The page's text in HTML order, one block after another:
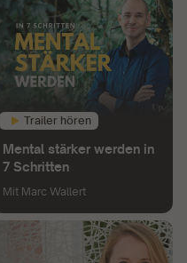
Trailer hören
Mental stärker werden in
7 Schritten
Mit Marc Wallert